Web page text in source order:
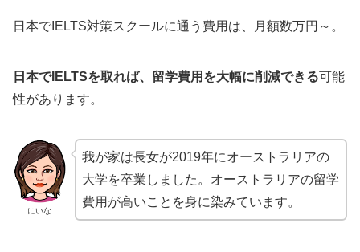
日本でIELTS対策スクールに通う費用は、月額数万円～。
日本でIELTSを取れば、留学費用を大幅に削減できる可能
性があります。
にいな
我が家は長女が2019年にオーストラリアの
大学を卒業しました。オーストラリアの留学
費用が高いことを身に染みています。